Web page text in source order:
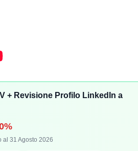
+ Revisione Profilo LinkedIn a
al 31 Agosto 2026Classifica Aziende